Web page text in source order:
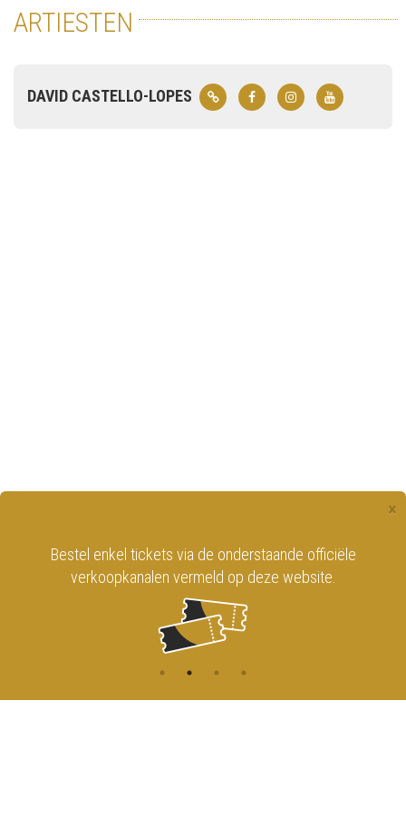
ARTIESTEN
DAVID CASTELLO-LOPES
×
Bestel enkel tickets via de onderstaande officiële
verkoopkanalen vermeld op deze website.